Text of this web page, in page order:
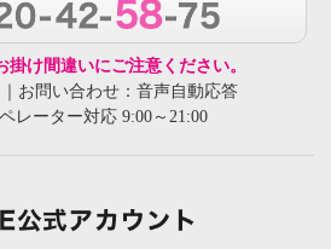
け間違いにご注意ください。
お問い合わせ：音声自動応答
レーター対応 9:00～21:00